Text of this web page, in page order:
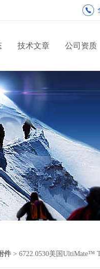
技术文章 公司资质
件 > 6722.0530美国UltiMate™